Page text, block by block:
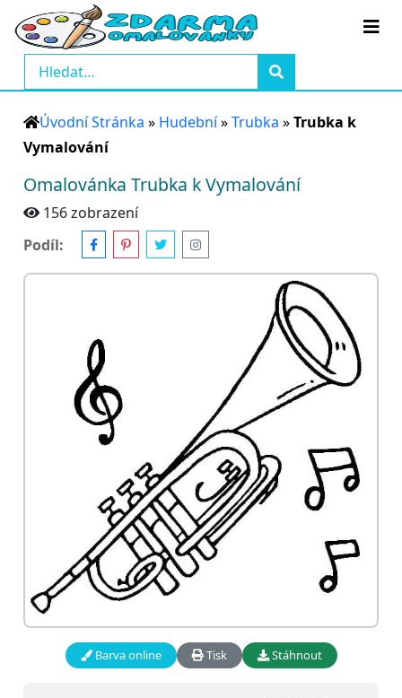
Úvodní Stránka » Hudební»Trubka »Trubka k
Vymalování
Omalovánka Trubka k Vymalování
156 zobrazení
Podíl:
Barva online Tisk Stáhnout